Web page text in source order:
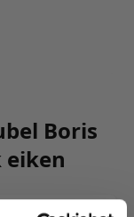
Boris
eiken